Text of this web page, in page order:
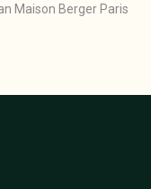
Maison Berger Paris